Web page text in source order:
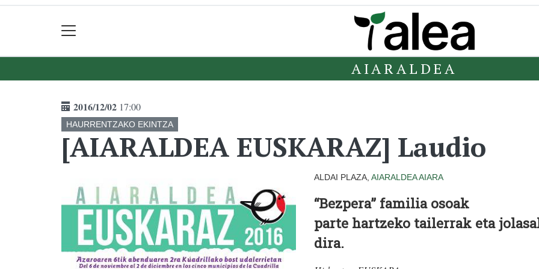
AIARALDEA
2016/12/02 17:00
HAURRENTZAKO EKINTZA
[AIARALDEA EUSKARAZ] Laudio
ALDAI PLAZA, AIARALDEAAIARA
“Bezpera” familia osoak
parte hartzeko tailerrak eta
dira.